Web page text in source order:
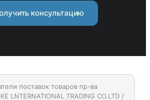
консультацию
поставок товаров пр-ва
LNTERNATIONAL TRADING CO.LTD /